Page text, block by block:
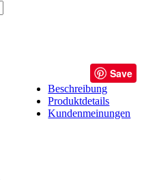
Save
Beschreibung
Produktdetails
Kundenmeinungen